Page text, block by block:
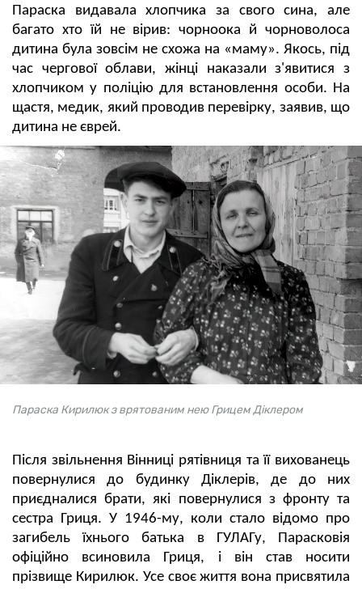
Параска видавала хлопчика за свого сина, але
багато хто їй не вірив: чорноока й чорноволоса
дитина була зовсім не схожа на «маму». Якось, під
час чергової облави, жінці наказали з'явитися з
хлопчиком у поліцію для встановлення особи. На
щастя, медик, який проводив перевірку, заявив, що
дитина не єврей.
Параска Кирилюк з врятованим нею Грицем Діклером
Після звільнення Вінниці рятівниця та її вихованець
повернулися до будинку Діклерів, де до них
приєдналися брати, які повернулися з фронту та
сестра Гриця. У 1946-му, коли стало відомо про
загибель їхнього батька в ГУЛАГу, Парасковія
офіційно всиновила Гриця, і він став носити
прізвище Кирилюк. Усе своє життя вона присвятила